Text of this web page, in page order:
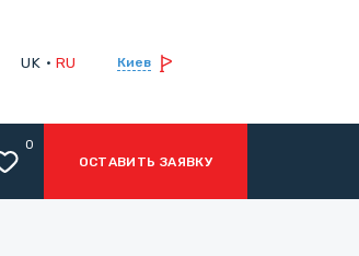
UK RU Киев
0
ОСТАВИТЬ ЗАЯВКУ